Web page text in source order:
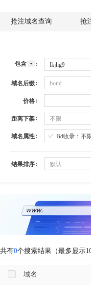
抢注域名查询 抢
包含
域名后缀 bond
价格
距离下架 不限
域名属性 Bd收录：不
结果排序 默认
共有0个搜索结果（最多显示
域名